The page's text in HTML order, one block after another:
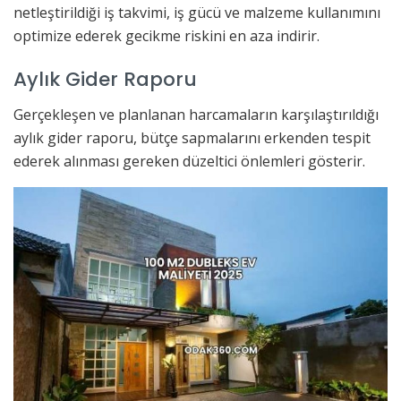
netleştirildiği iş takvimi, iş gücü ve malzeme kullanımını
optimize ederek gecikme riskini en aza indirir.
Aylık Gider Raporu
Gerçekleşen ve planlanan harcamaların karşılaştırıldığı
aylık gider raporu, bütçe sapmalarını erkenden tespit
ederek alınması gereken düzeltici önlemleri gösterir.